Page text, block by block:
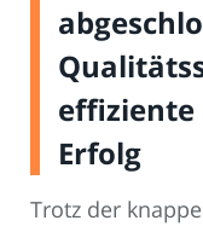
effiziente
Erfolg
Trotz der